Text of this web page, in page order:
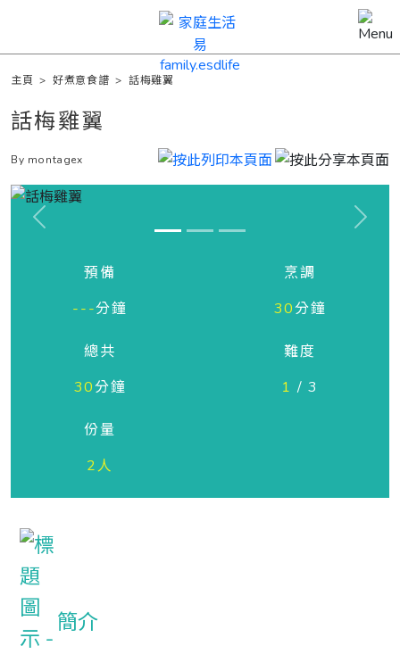
主頁 >好煮意食譜 >話梅雞翼
話梅雞翼
By montagex
Previous Next
預備
---分鐘
烹調
30分鐘
總共
30分鐘
難度
1 / 3
份量
2人
簡介